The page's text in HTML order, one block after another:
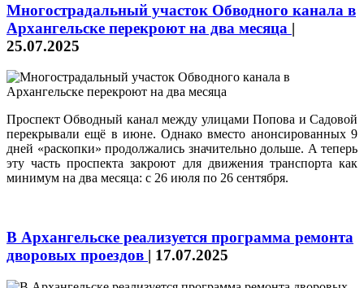
Многострадальный участок Обводного канала в
Архангельске перекроют на два месяца |
25.07.2025
Проспект Обводный канал между улицами Попова и Садовой
перекрывали ещё в июне. Однако вместо анонсированных 9
дней «раскопки» продолжались значительно дольше. А теперь
эту часть проспекта закроют для движения транспорта как
минимум на два месяца: с 26 июля по 26 сентября.
В Архангельске реализуется программа ремонта
дворовых проездов | 17.07.2025